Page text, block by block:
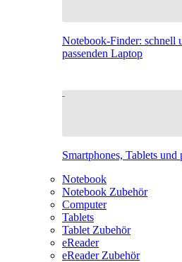
Notebook-Finder: schnell
passenden Laptop
Smartphones, Tablets und
Notebook
Notebook Zubehör
Computer
Tablets
Tablet Zubehör
eReader
eReader Zubehör